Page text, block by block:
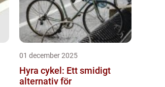
01 december 2025
Hyra cykel: Ett smidigt
alternativ för